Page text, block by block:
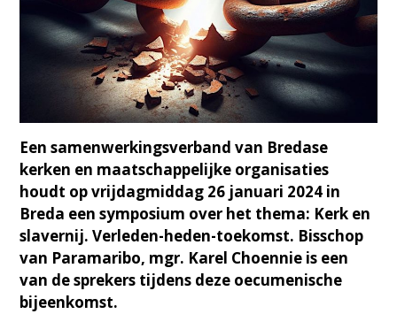
Een samenwerkingsverband van Bredase
kerken en maatschappelijke organisaties
houdt op vrijdagmiddag 26 januari 2024 in
Breda een symposium over het thema: Kerk en
slavernij. Verleden-heden-toekomst. Bisschop
van Paramaribo, mgr. Karel Choennie is een
van de sprekers tijdens deze oecumenische
bijeenkomst.